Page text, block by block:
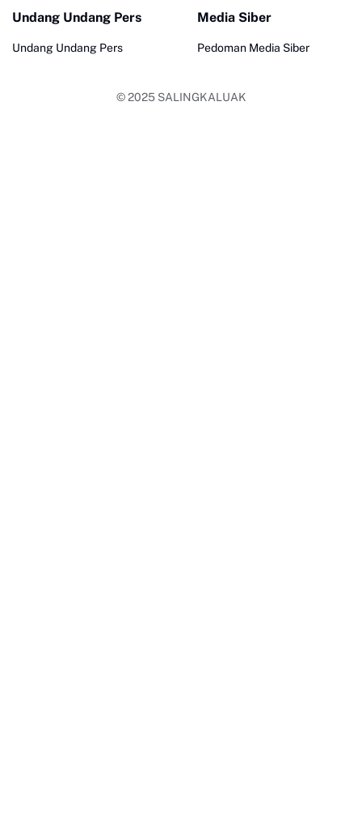
Undang Undang Pers
Undang Undang Pers
Media Siber
Pedoman Media Siber
© 2025 SALINGKALUAK